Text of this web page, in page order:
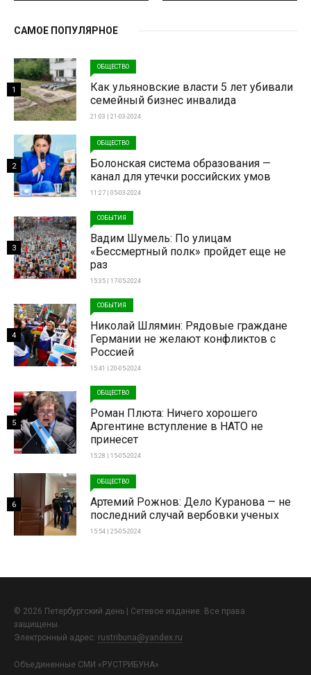
САМОЕ ПОПУЛЯРНОЕ
ОБЩЕСТВО
Как ульяновские власти 5 лет убивали
семейный бизнес инвалида
21:03 | 21-03-2024
1
ОБЩЕСТВО
Болонская система образования —
канал для утечки российских умов
11:27 | 05-03-2024
2
СОБЫТИЯ
Вадим Шумель: По улицам
«Бессмертный полк» пройдет еще не
раз
15:35 | 17-05-2024
3
СОБЫТИЯ
Николай Шлямин: Рядовые граждане
Германии не желают конфликтов с
Россией
15:41 | 20-05-2024
4
ОБЩЕСТВО
Роман Плюта: Ничего хорошего
Аргентине вступление в НАТО не
принесет
15:28 | 15-05-2024
5
ОБЩЕСТВО
Артемий Рожнов: Дело Куранова — не
последний случай вербовки ученых
15:54 | 25-05-2024
6
© 2026 Петербургский день | Сетевое издание. Все права
защищены.
Электронный адрес: rustribuna@yandex.ru
Объединенные СМИ «РУСТРИБУНА»